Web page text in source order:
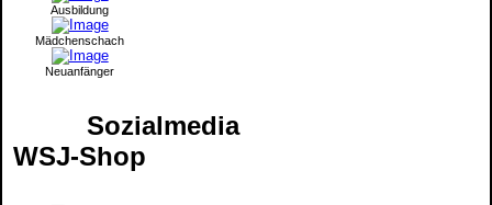
Ausbildung
Mädchenschach
Neuanfänger
Sozialmedia
WSJ-Shop